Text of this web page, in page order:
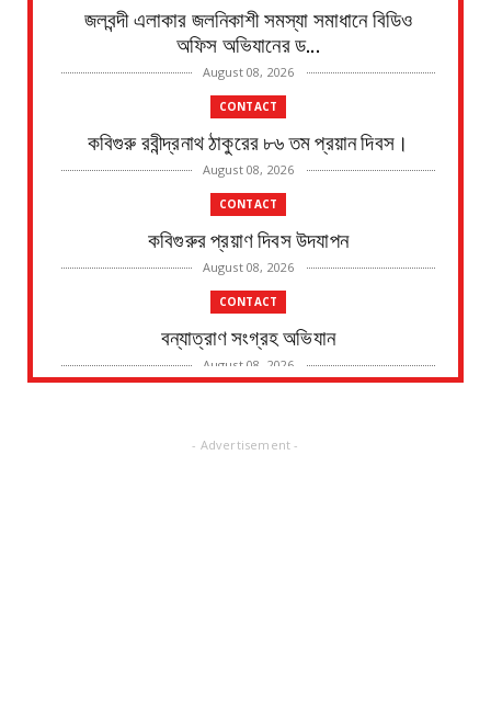
জলবন্দী এলাকার জলনিকাশী সমস্যা সমাধানে বিডিও
অফিস অভিযানের ড...
August 08, 2026
CONTACT
কবিগুরু রবীন্দ্রনাথ ঠাকুরের ৮৬ তম প্রয়ান দিবস।
August 08, 2026
CONTACT
কবিগুরুর প্রয়াণ দিবস উদযাপন
August 08, 2026
CONTACT
বন্যাত্রাণ সংগ্রহ অভিযান
August 08, 2026
নদীর পাড় থেকে এক ব্যক্তির মৃতদেহ উদ্ধারের ঘটনায়
চাঞ্চল্য
- Advertisement -